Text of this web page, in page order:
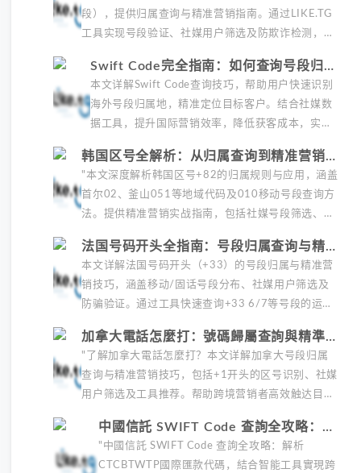
段），提供归属查询与精准营销指南。通过LIKE.TG
工具实现号段验证、社媒用户筛选及防欺诈检测，帮
日本电话...
Swift Code完全指南：如何查询号段归属
并精准定位海外客户
本文详解Swift Code查询技巧，帮助用户快速识别
海外号段归属地，精准定位目标客户。结合社媒数
据工具，提升国际营销效率，降低获客成本，实现
海外...
韩国区号全解析：从归属查询到精准营销实
战指南
"本文深度解析韩国区号+82的归属规则与应用，涵盖
首尔02、釜山051等地域代码及010移动号段查询方
法。提供精准营销实战指南，包括社媒号段筛选、海
韩国市...
法国号码开头全指南：号段归属查询与精准
营销实战
本文详解法国号码开头（+33）的号段归属与精准营
销技巧，涵盖移动/固话号段分布、社媒用户筛选及
防骗验证。通过工具快速查询+33 6/7等号段的运营
法国市场...
加拿大電話怎麼打：號碼歸屬查詢與精準營
銷實戰指南
"了解加拿大電話怎麼打？本文详解加拿大号段归属
查询与精准营销技巧，包括+1开头的区号识别、社媒
用户筛选及工具推荐。帮助跨境营销者高效触达目标
電話怎麼打的核...
中國信託 SWIFT Code 查詢全攻略：快
速識別號段歸屬與精準營銷技巧
"中國信託 SWIFT Code 查詢全攻略：解析
CTCBTWTP國際匯款代碼，結合智能工具實現跨